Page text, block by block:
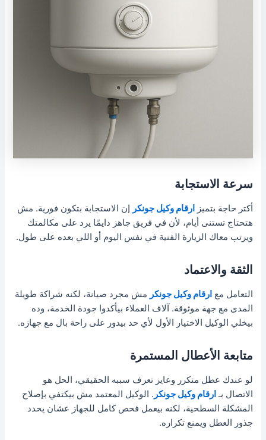
سرعة الاستجابة
أكتر حاجة بتميز ارقام وكيل جونكر
إن الاستجابة بتكون فورية. مش
هتحتاج تستنى أيام، لأن في فريق جاهز دايمًا يرد على مكالمتك
ويرتب معاك الزيارة الفنية في نفس اليوم أو اللي بعده على طول.
الثقة والاعتماد
التعامل مع ارقام وكيل جونكر مش مجرد صيانة، لكنه شراكة طويلة
المدى مع جهة موثوقة. آلاف العملاء بيأكدوا جودة الخدمة، وده
بيخلي الوكيل الاختيار الأول لأي حد بيدور على راحة بال مع جهازه.
متابعة الأعطال المستمرة
لو عندك عطل متكرر وعايز تعرف سببه الحقيقي، الحل هو
الاتصال بـ ارقام وكيل جونكر . الوكيل المعتمد مش بيكتفي بإصلاح
المشكلة السطحية، لكنه بيعمل فحص كامل للجهاز عشان يحدد
جذور العطل ويمنع تكراره.